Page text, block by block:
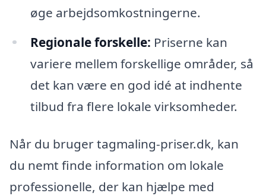
øge arbejdsomkostningerne.
Regionale forskelle: Priserne kan
variere mellem forskellige områder, så
det kan være en god idé at indhente
tilbud fra flere lokale virksomheder.
Når du bruger tagmaling-priser.dk, kan
du nemt finde information om lokale
professionelle, der kan hjælpe med